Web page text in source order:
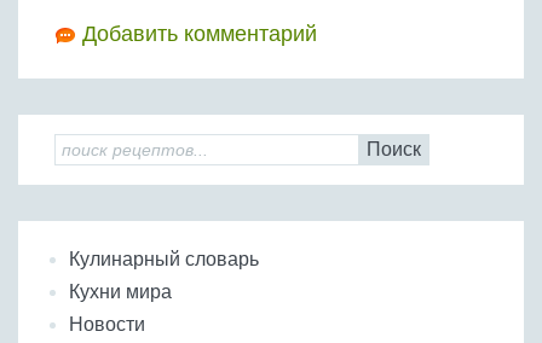
Добавить комментарий
Поиск
Кулинарный словарь
Кухни мира
Новости